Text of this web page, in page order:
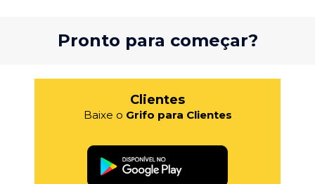
Pronto para começar?
Clientes
Baixe o Grifo para Clientes